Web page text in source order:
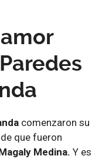
comenzaron su
que fueron
Medina. Y es